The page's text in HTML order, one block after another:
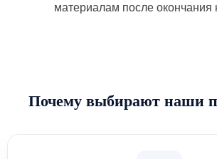
материалам после окончания
Почему выбирают наши